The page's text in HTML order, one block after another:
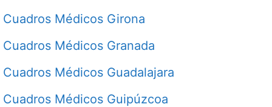
Cuadros Médicos Girona
Cuadros Médicos Granada
Cuadros Médicos Guadalajara
Cuadros Médicos Guipúzcoa